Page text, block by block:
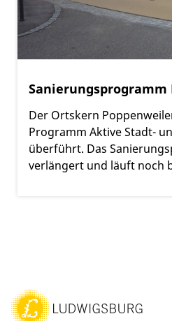
Sanierungsprogramm
Der Ortskern
Programm Aktive Stadt-
überführt. Das
verlängert und läuft noch